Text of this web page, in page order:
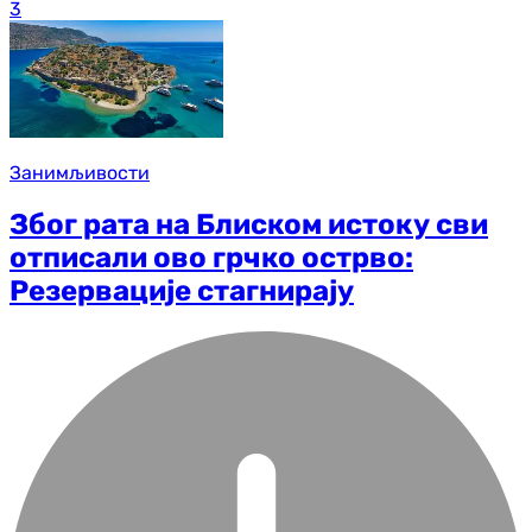
3
Занимљивости
Због рата на Блиском истоку сви
отписали ово грчко острво:
Резервације стагнирају